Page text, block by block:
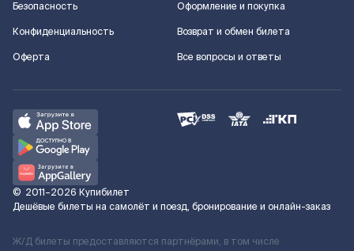
Безопасность
Конфиденциальность
Оферта
Оформление и покупка
Возврат и обмен билета
Все вопросы и ответы
© 2011–2026 Купибилет
Дешёвые билеты на самолёт и поезд, бронирование и онлайн-заказ
Ж/Д билеты предоставляются партнёрами, в том числе